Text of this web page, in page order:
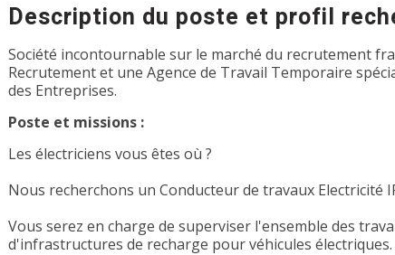
Description du poste et profil
Société incontournable sur le marché du recrutement
Recrutement et une Agence de Travail Temporaire
des Entreprises.
Poste et missions :
Les électriciens vous êtes où ?
Nous recherchons un Conducteur de travaux Electricité
Vous serez en charge de superviser l'ensemble des
d'infrastructures de recharge pour véhicules électriques.